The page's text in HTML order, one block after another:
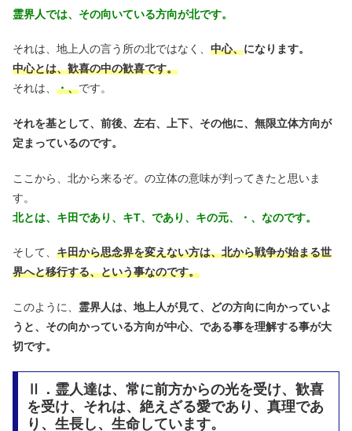
霊界人では、その向いている方向が北です。
それは、地上人の言う所の北ではなく、 中心、になります。
中心とは、歓喜の中の歓喜です。
それは、 ・、です。
それを基として、前後、左右、上下、その他に、無限立体方向が
定まっているのです。
ここから、北から来るぞ。の立体の意味が判ってきたと思いま
す。
北とは、キ田であり、キT、であり、キの元、・、なのです。
そして、 キ田から思念界を変えない方は、北から戦争が始まる世
界へと移行する、という事なのです。
このように、 霊界人は、地上人が見て、どの方向に向かっていよ
うと、その向かっている方向が中心、である事を理解する事が大
切です。
Ⅱ．霊人達は、常に前方からの光を受け、歓喜
を受け、それは、絶えざる愛であり、真理であ
り、生長し、生命しています。